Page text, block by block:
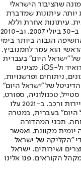
שהציבור הישראלי
יותר. עיתונות שמדברת
עיתונות אחרת וללא
תשלום. המהדורה המודפסת הראשונה פורסמה ב-30 ביולי 2007, וב-2010
הגבוה ביותר בימי
הוא עמר לחמנוביץ,
"ישראל היום" בעברית
ובאנגלית, כמו כן היישומונים (אפליקציות) לאנדרואיד ול-iOS, מציגים
ניתוחים ופרשנויות,
של "ישראל היום"
טכנולוגיה, ספורט,
כלכלה וצרכנות, בריאות, חיילים, אוכל, יהדות, תיירות ורכב. ב-2021 עלו
היום" בעברית, במטרה
תכני המהדורה
יומית מקוונת, ואפשר
"הקליקה של ישראל
ושירותים. ישראל
הקוראים. פנו אלינו